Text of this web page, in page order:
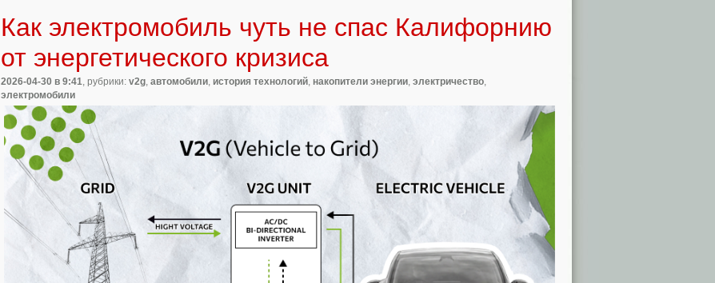
Как электромобиль чуть не спас Калифорнию
от энергетического кризиса
2026-04-30 в 9:41 , рубрики: v2g автомобили история технологий накопители энергии электричество
электромобили